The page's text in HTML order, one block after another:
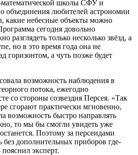
математической школы СФУ и
объединения любителей астрономии
какие небесные объекты можно
сегодня довольно
разглядеть только несколько звёзд, а
но в это время года она не
горизонтом, а чуть позже будет
возможность наблюдения в
потока, ежегодно
со стороны созвездия Персея. «Так
сгорают практически мгновенно,
возможность быстро направлять
то мы бы смогли увидеть уже
Поэтому за персеидами
без дополнительных приборов где-
эксперт.